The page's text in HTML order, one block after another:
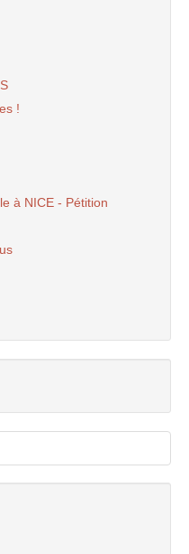
!
à NICE - Pétition